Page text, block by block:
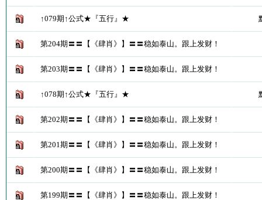
↑079期↑公式★『五行』★
第204期〓〓【《肆肖》】〓〓稳如泰山。跟上发财！
第203期〓〓【《肆肖》】〓〓稳如泰山。跟上发财！
↑078期↑公式★『五行』★
第202期〓〓【《肆肖》】〓〓稳如泰山。跟上发财！
第201期〓〓【《肆肖》】〓〓稳如泰山。跟上发财！
第200期〓〓【《肆肖》】〓〓稳如泰山。跟上发财！
第199期〓〓【《肆肖》】〓〓稳如泰山。跟上发财！